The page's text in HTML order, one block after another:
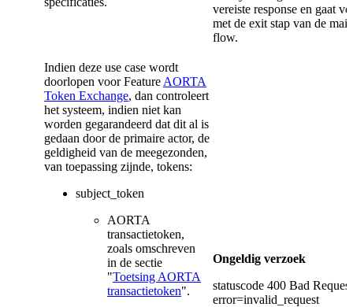
vereiste response en gaat
met de exit stap van de main
flow.
Indien deze use case wordt
doorlopen voor Feature AORTA
Token Exchange, dan controleert
het systeem, indien niet kan
worden gegarandeerd dat dit al is
gedaan door de primaire actor, de
geldigheid van de meegezonden,
van toepassing zijnde, tokens:
subject_token
AORTA
transactietoken,
zoals omschreven
in de sectie
"Toetsing AORTA
transactietoken".
Ongeldig verzoek
statuscode 400 Bad
error=invalid_request